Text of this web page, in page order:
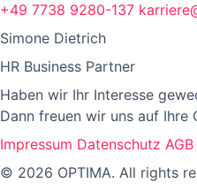
+49 7738 9280-137
Simone Dietrich
HR Business Partner
Haben wir Ihr Interesse
Dann freuen wir uns auf Ihre
Impressum Datenschutz AGB
© 2026 OPTIMA. All rights